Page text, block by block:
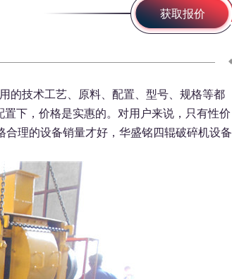
获取报价
的技术工艺、原料、配置、型号、规格等都
下，价格是实惠的。对用户来说，只有性价
理的设备销量才好，华盛铭四辊破碎机设备